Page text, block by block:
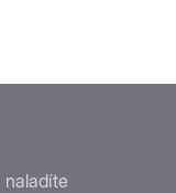
naladíte